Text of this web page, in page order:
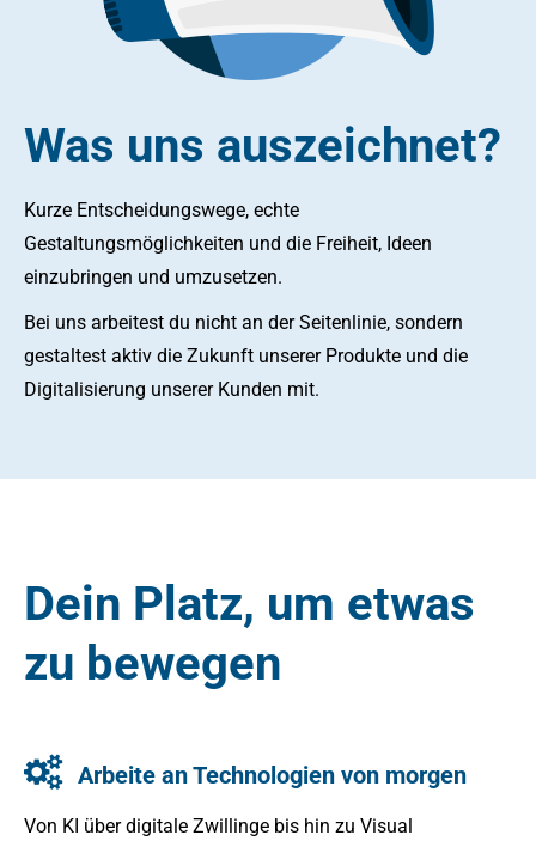
Was uns auszeichnet?
Kurze Entscheidungswege, echte
Gestaltungsmöglichkeiten und die Freiheit, Ideen
einzubringen und umzusetzen.
Bei uns arbeitest du nicht an der Seitenlinie, sondern
gestaltest aktiv die Zukunft unserer Produkte und die
Digitalisierung unserer Kunden mit.
Dein Platz, um etwas
zu bewegen
Arbeite an Technologien von morgen
Von KI über digitale Zwillinge bis hin zu Visual